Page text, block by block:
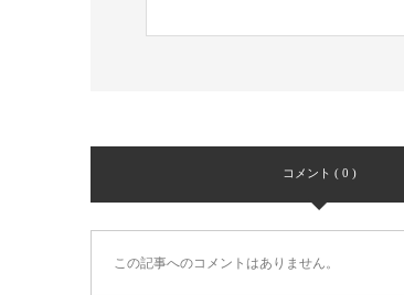
コメント ( 0 )
この記事へのコメントはありません。